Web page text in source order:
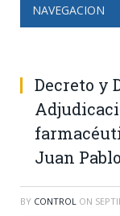
NAVEGACION
Decreto y
Juan
BY CONTROL ON